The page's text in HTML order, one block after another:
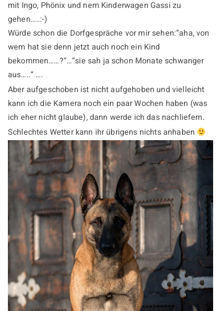
mit Ingo, Phönix und nem Kinderwagen Gassi zu
gehen…..:-)
Würde schon die Dorfgespräche vor mir sehen:“aha, von
wem hat sie denn jetzt auch noch ein Kind
bekommen……?“…“sie sah ja schon Monate schwanger
aus…..“ ….
Aber aufgeschoben ist nicht aufgehoben und vielleicht
kann ich die Kamera noch ein paar Wochen haben (was
ich eher nicht glaube), dann werde ich das nachliefern.
Schlechtes Wetter kann ihr übrigens nichts anhaben